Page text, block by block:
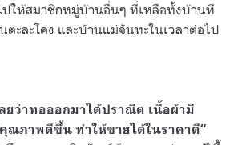
ปให้สมาชิกหมู่บ้านอื่นๆ ที่เหลือทั้งบ้านที
ะละโค่ง และบ้านแม่จันทะในเวลาต่อไป
ยว่าทอออกมาได้ปราณีต เนื้อผ้ามี
ณภาพดีขึ้น ทำให้ขายได้ในราคาดี“